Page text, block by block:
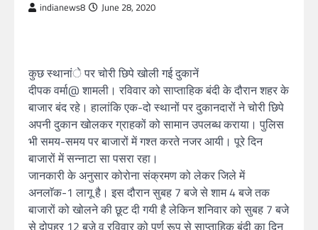
indianews8 June 28, 2020
कुछ स्थानांे पर चोरी छिपे खोली गई दुकानें
दीपक वर्मा@ शामली। रविवार को साप्ताहिक बंदी के दौरान शहर के
बाजार बंद रहे। हालांकि एक-दो स्थानों पर दुकानदारों ने चोरी छिपे
अपनी दुकान खोलकर ग्राहकों को सामान उपलब्ध कराया। पुलिस
भी समय-समय पर बाजारों में गश्त करते नजर आयी। पूरे दिन
बाजारों में सन्नाटा सा पसरा रहा।
जानकारी के अनुसार कोरोना संक्रमण को लेकर जिले में
अनलाॅक-1 लागू है। इस दौरान सुबह 7 बजे से शाम 4 बजे तक
बाजारों को खोलने की छूट दी गयी है लेकिन शनिवार को सुबह 7 बजे
से दोपहर 12 बजे व रविवार को पूर्ण रूप से साप्ताहिक बंदी का दिन